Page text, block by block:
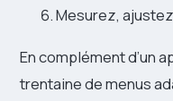
Mesurez,
En complément d’un
trentaine de menus